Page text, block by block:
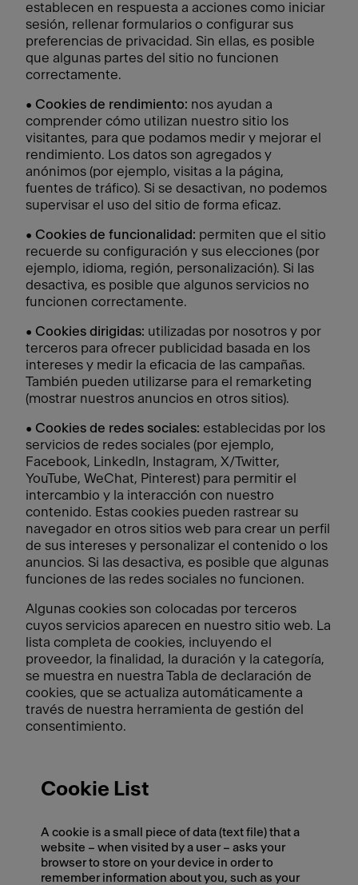
establecen en respuesta a acciones como iniciar
sesión, rellenar formularios o configurar sus
preferencias de privacidad. Sin ellas, es posible
que algunas partes del sitio no funcionen
correctamente.
• Cookies de rendimiento: nos ayudan a
comprender cómo utilizan nuestro sitio los
visitantes, para que podamos medir y mejorar el
rendimiento. Los datos son agregados y
anónimos (por ejemplo, visitas a la página,
fuentes de tráfico). Si se desactivan, no podemos
supervisar el uso del sitio de forma eficaz.
• Cookies de funcionalidad: permiten que el sitio
recuerde su configuración y sus elecciones (por
ejemplo, idioma, región, personalización). Si las
desactiva, es posible que algunos servicios no
funcionen correctamente.
• Cookies dirigidas: utilizadas por nosotros y por
terceros para ofrecer publicidad basada en los
intereses y medir la eficacia de las campañas.
También pueden utilizarse para el remarketing
(mostrar nuestros anuncios en otros sitios).
• Cookies de redes sociales: establecidas por los
servicios de redes sociales (por ejemplo,
Facebook, LinkedIn, Instagram, X/Twitter,
YouTube, WeChat, Pinterest) para permitir el
intercambio y la interacción con nuestro
contenido. Estas cookies pueden rastrear su
navegador en otros sitios web para crear un perfil
de sus intereses y personalizar el contenido o los
anuncios. Si las desactiva, es posible que algunas
funciones de las redes sociales no funcionen.
Algunas cookies son colocadas por terceros
cuyos servicios aparecen en nuestro sitio web. La
lista completa de cookies, incluyendo el
proveedor, la finalidad, la duración y la categoría,
se muestra en nuestra Tabla de declaración de
cookies, que se actualiza automáticamente a
través de nuestra herramienta de gestión del
consentimiento.
Cookie List
A cookie is a small piece of data (text file) that a
website – when visited by a user – asks your
browser to store on your device in order to
remember information about you, such as your